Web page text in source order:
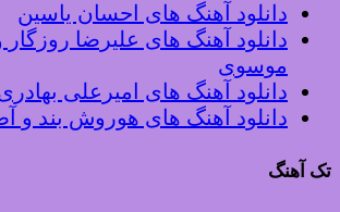
دانلود آهنگ های احسان یاسین
دانلود آهنگ های علیرضا
موسوی
دانلود آهنگ های امیرعلی
دانلود آهنگ های هوروش بند و
تک آهنگ